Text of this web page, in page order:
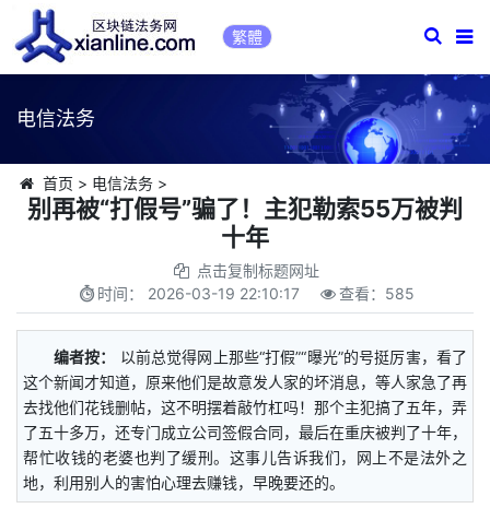
繁體
电信法务
首页 > 电信法务>
别再被“打假号”骗了！主犯勒索55万被判
十年
点击复制标题网址
时间： 2026-03-19 22:10:17 查看： 585
编者按：
以前总觉得网上那些“打假”“曝光”的号挺厉害，看了
这个新闻才知道，原来他们是故意发人家的坏消息，等人家急了再
去找他们花钱删帖，这不明摆着敲竹杠吗！那个主犯搞了五年，弄
了五十多万，还专门成立公司签假合同，最后在重庆被判了十年，
帮忙收钱的老婆也判了缓刑。这事儿告诉我们，网上不是法外之
地，利用别人的害怕心理去赚钱，早晚要还的。